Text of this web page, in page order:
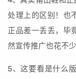
处理上的区别！也
正品差一丢丢，毕
然宣传推广也花不少
5、这要看是什么